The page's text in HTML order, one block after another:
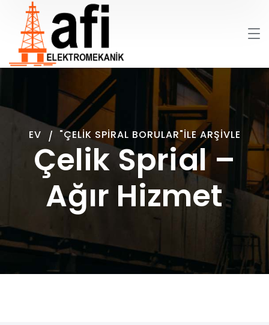
Çelik Sprial –
Ağır Hizmet
EV "ÇELIK SPIRAL BORULAR"ILE ARŞIVLE